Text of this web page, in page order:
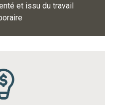
et issu du travail